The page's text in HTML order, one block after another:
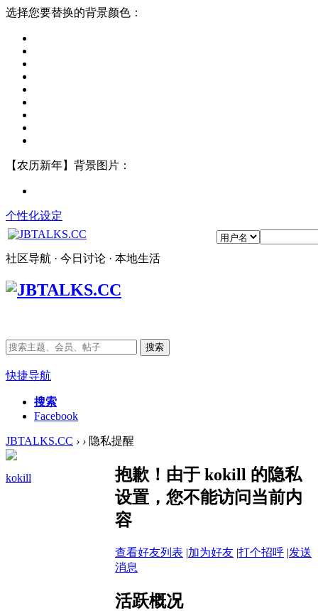
选择您要替换的背景颜色：
【农历新年】背景图片：
个性化设定
社区导航 · 今日讨论 · 本地生活
搜索
快捷导航
搜索
Facebook
JBTALKS.CC › › 隐私提醒
kokill
抱歉！由于 kokill 的隐私
设置，您不能访问当前内
容
查看好友列表 |加为好友 |打个招呼 |发送
消息
活跃概况